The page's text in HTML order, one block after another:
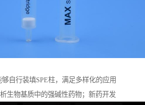
自行装填SPE柱，满足多样化的应用
生物基质中的强碱性药物；新药开发